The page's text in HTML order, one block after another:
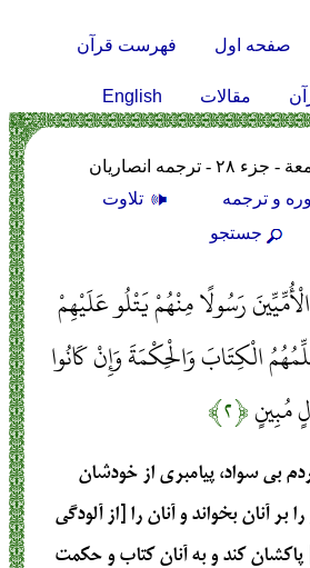
صفحه اول فهرست قرآن
مقالات English
و ترجمه
تلاوت
جستجو
رَسُولًا مِنْهُمْ يَتْلُو عَلَيْهِمْ
الْكِتَابَ وَالْحِكْمَةَ وَإِنْ كَانُوا
مُبِينٍ﴿۲﴾
بی سواد، پیامبری از خودشان
بر آنان بخواند و آنان را [از آلودگی
کند و به آنان کتاب و حکمت